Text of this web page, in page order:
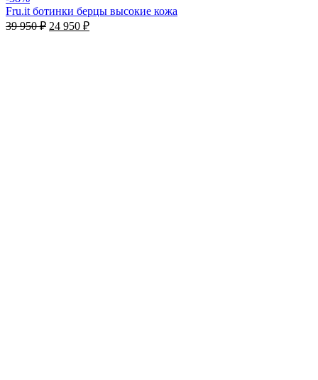
Fru.it ботинки берцы высокие кожа
39 950₽ 24 950 ₽